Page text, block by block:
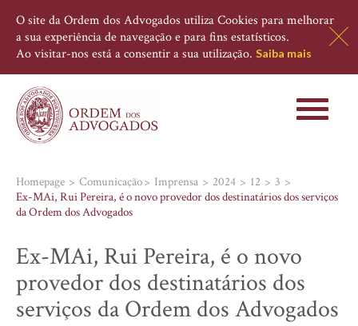
O site da Ordem dos Advogados utiliza Cookies para melhorar
a sua experiência de navegação e para fins estatísticos.
Ao visitar-nos está a consentir a sua utilização. Saiba mais
Toggle
Homepage Comunicação Imprensa 2024 12
3
Ex-MAi, Rui Pereira, é o novo provedor dos destinatários dos serviços
da Ordem dos Advogados
Ex-MAi, Rui Pereira, é o novo
provedor dos destinatários dos
serviços da Ordem dos Advogados